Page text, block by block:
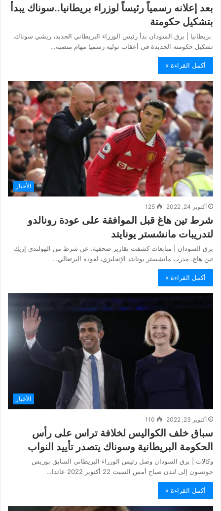
بعد إعلانه رسمياً رئيساً لوزراء بريطانيا..سوناك يبدأ
بتشكيل حكومتة
بريطانيا | برق السودان بدأ رئيس الوزراء البريطاني الجديد، ريشي سوناك،
تشكيل حكومته الجديدة في أعقاب توليه رسميا مهام منصبه…
أكمل القراءة »
الأخبار
أكتوبر 24, 2022 125
شرط تين هاغ قبل الموافقة على عودة رونالدو
لتدريبات مانشستر يونايتد
برق السودان | متابعات كشفت تقارير صحفية، عن شرط من الهولندي إريك
تين هاغ، مدرب مانشستر يونايتد الإنجليزي، لعودة البرتغالي…
أكمل القراءة »
الأخبار
أكتوبر 23, 2022 110
سباق خلف الكواليس لخلافة تراس على رأس
الحكومة البريطانية وسوناك يتصدر تأييد النواب
وكالات | برق السودان وصل رئيس الوزراء البريطاني السابق بوريس
جونسون إلى لندن صباح أمس السبت 22 أكتوبر 2022 عائدا…
أكمل القراءة »